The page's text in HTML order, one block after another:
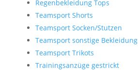
Regenbekleidung Tops
Teamsport Shorts
Teamsport Socken/Stutzen
Teamsport sonstige Bekleidung
Teamsport Trikots
Trainingsanzüge gestrickt